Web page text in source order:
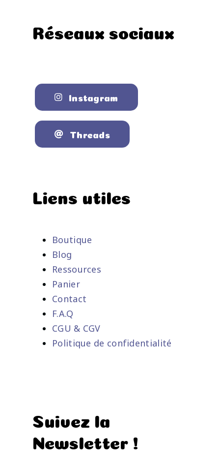
Réseaux sociaux
Instagram
Threads
Liens utiles
Boutique
Blog
Ressources
Panier
Contact
F.A.Q
CGU & CGV
Politique de confidentialité
Suivez la
Newsletter !